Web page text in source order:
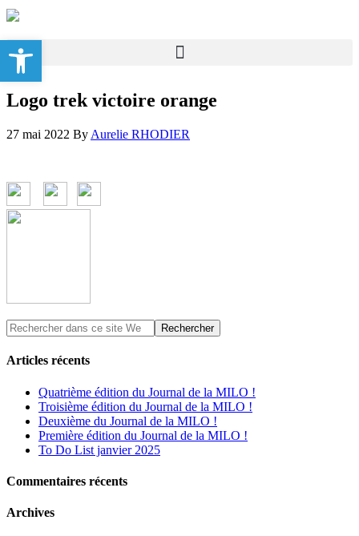
Logo trek victoire orange
27 mai 2022 By Aurelie RHODIER
Articles récents
Quatrième édition du Journal de la MILO !
Troisième édition du Journal de la MILO !
Deuxième du Journal de la MILO !
Première édition du Journal de la MILO !
To Do List janvier 2025
Commentaires récents
Archives
Ouvrir la barre d’outils